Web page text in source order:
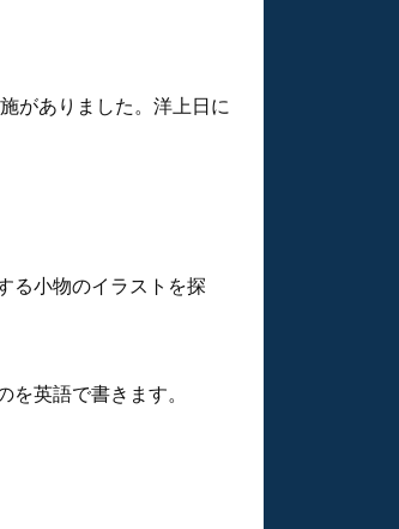
がありました。洋上日に
る小物のイラストを探
英語で書きます。